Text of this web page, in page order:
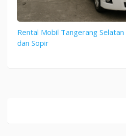
Rental Mobil Tangerang
dan Sopir